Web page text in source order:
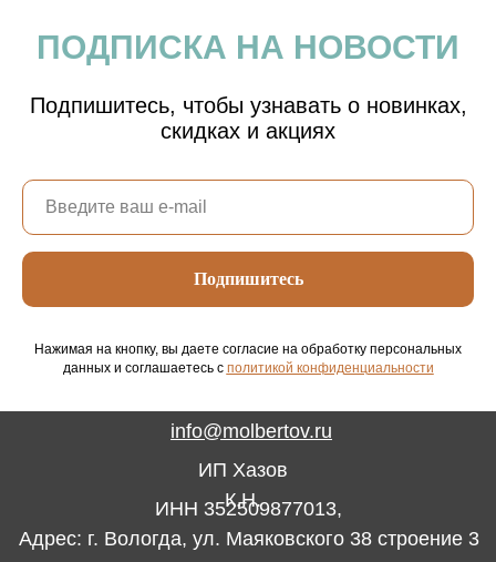
ПОДПИСКА НА НОВОСТИ
Подпишитесь, чтобы узнавать о новинках,
скидках и акциях
Подпишитесь
Нажимая на кнопку, вы даете согласие на обработку персональных
данных и соглашаетесь c политикой конфиденциальности
ИП Хазов
К.Н.
ИНН 352509877013,
Адрес: г. Вологда, ул. Маяковского 38 строение 3
info@molbertov.ru